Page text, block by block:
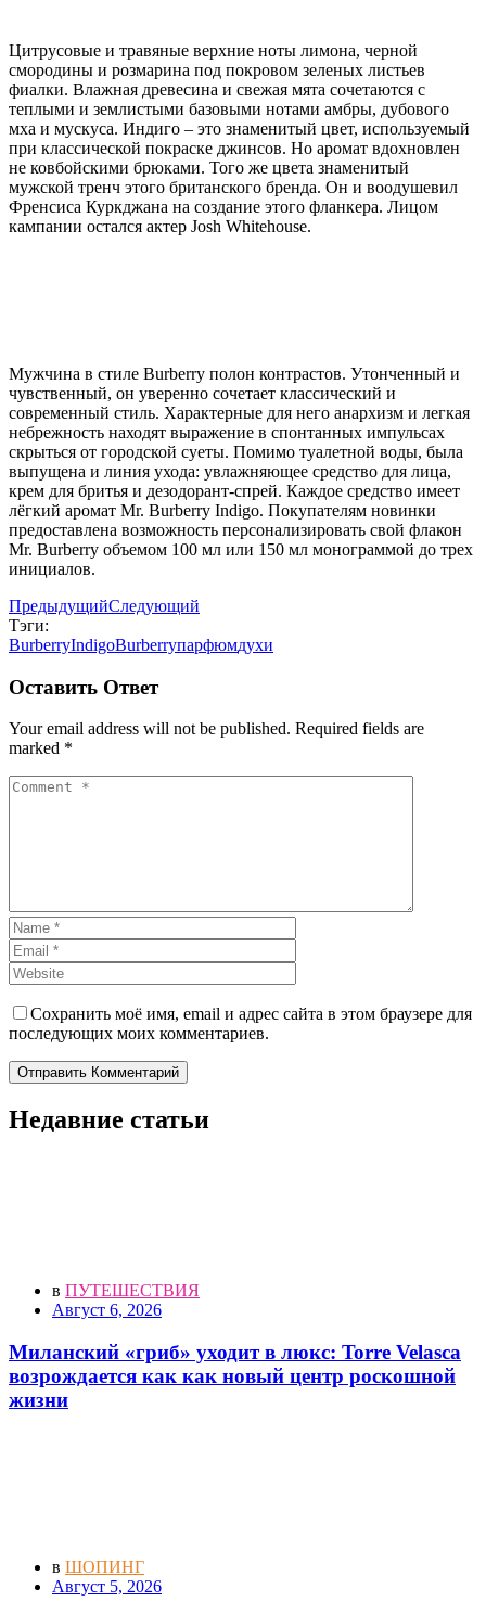
Цитрусовые и травяные верхние ноты лимона, черной
смородины и розмарина под покровом зеленых листьев
фиалки. Влажная древесина и свежая мята сочетаются с
теплыми и землистыми базовыми нотами амбры, дубового
мха и мускуса. Индиго – это знаменитый цвет, используемый
при классической покраске джинсов. Но аромат вдохновлен
не ковбойскими брюками. Того же цвета знаменитый
мужской тренч этого британского бренда. Он и воодушевил
Френсиса Куркджана на создание этого фланкера. Лицом
кампании остался актер Josh Whitehouse.
Мужчина в стиле Burberry полон контрастов. Утонченный и
чувственный, он уверенно сочетает классический и
современный стиль. Характерные для него анархизм и легкая
небрежность находят выражение в спонтанных импульсах
скрыться от городской суеты. Помимо туалетной воды, была
выпущена и линия ухода: увлажняющее средство для лица,
крем для бритья и дезодорант-спрей. Каждое средство имеет
лёгкий аромат Mr. Burberry Indigo. Покупателям новинки
предоставлена возможность персонализировать свой флакон
Mr. Burberry объемом 100 мл или 150 мл монограммой до трех
инициалов.
ПредыдущийСледующий
Тэги:
BurberryIndigoBurberryпарфюмдухи
Оставить Ответ
Your email address will not be published. Required fields are
marked *
Сохранить моё имя, email и адрес сайта в этом браузере для
последующих моих комментариев.
Отправить Комментарий
Недавние статьи
в ПУТЕШЕСТВИЯ
Август 6, 2026
Миланский «гриб» уходит в люкс: Torre Velasca
возрождается как как новый центр роскошной
жизни
в ШОПИНГ
Август 5, 2026